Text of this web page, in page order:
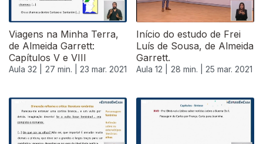
Viagens na Minha Terra,
de Almeida Garrett:
Capítulos V e VIII
Aula 32 | 27 min. | 23 mar. 2021
Início do estudo de Frei
Luís de Sousa, de Almeida
Garrett.
Aula 12 | 28 min. | 25 mar. 2021
535523